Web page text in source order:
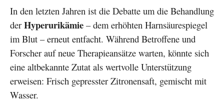
In den letzten Jahren ist die Debatte um die Behandlung
der Hyperurikämie – dem erhöhten Harnsäurespiegel
im Blut – erneut entfacht. Während Betroffene und
Forscher auf neue Therapieansätze warten, könnte sich
eine altbekannte Zutat als wertvolle Unterstützung
erweisen: Frisch gepresster Zitronensaft, gemischt mit
Wasser.